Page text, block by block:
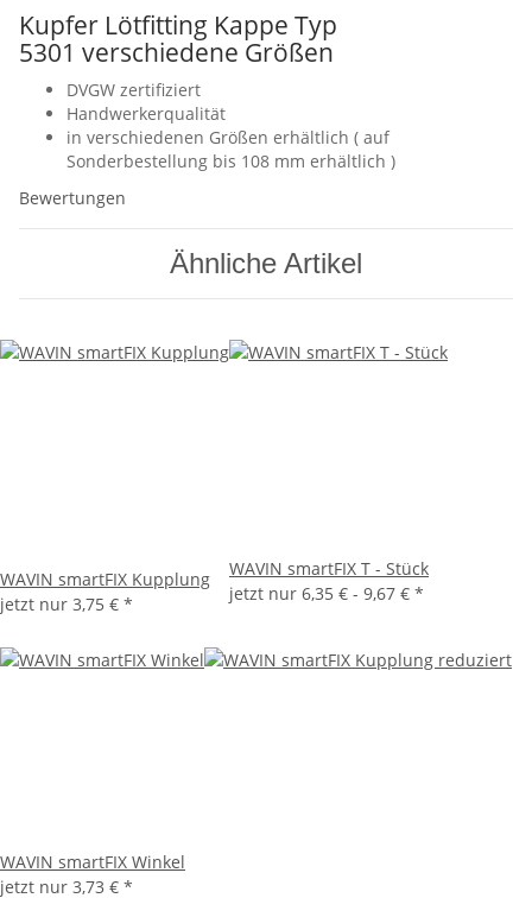
Kupfer Lötfitting Kappe Typ
5301 verschiedene Größen
DVGW zertifiziert
Handwerkerqualität
in verschiedenen Größen erhältlich ( auf
Sonderbestellung bis 108 mm erhältlich )
Bewertungen
Ähnliche Artikel
WAVIN smartFIX Kupplung
jetzt nur 3,75 € *
WAVIN smartFIX T - Stück
jetzt nur 6,35 € - 9,67 € *
WAVIN smartFIX Winkel
jetzt nur 3,73 € *